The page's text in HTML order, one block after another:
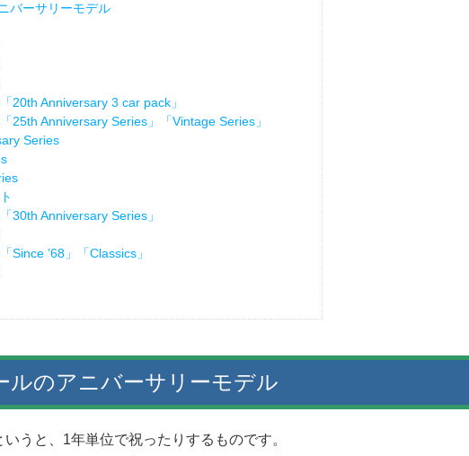
バーサリーモデル
20th Anniversary 3 car pack」
25th Anniversary Series」「Vintage Series」
Series
30th Anniversary Series」
Since ’68」「Classics」
ルのアニバーサリーモデル
うと、1年単位で祝ったりするものです。